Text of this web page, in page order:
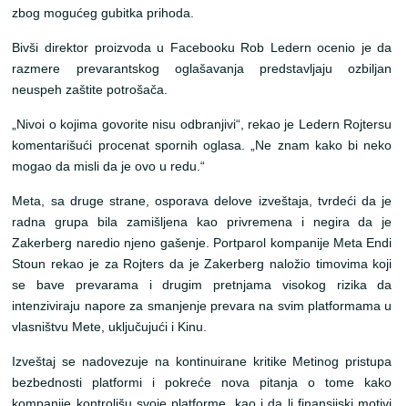
zbog mogućeg gubitka prihoda.
Bivši direktor proizvoda u Facebooku Rob Ledern ocenio je da
razmere prevarantskog oglašavanja predstavljaju ozbiljan
neuspeh zaštite potrošača.
„Nivoi o kojima govorite nisu odbranjivi“, rekao je Ledern Rojtersu
komentarišući procenat spornih oglasa. „Ne znam kako bi neko
mogao da misli da je ovo u redu.“
Meta, sa druge strane, osporava delove izveštaja, tvrdeći da je
radna grupa bila zamišljena kao privremena i negira da je
Zakerberg naredio njeno gašenje. Portparol kompanije Meta Endi
Stoun rekao je za Rojters da je Zakerberg naložio timovima koji
se bave prevarama i drugim pretnjama visokog rizika da
intenziviraju napore za smanjenje prevara na svim platformama u
vlasništvu Mete, uključujući i Kinu.
Izveštaj se nadovezuje na kontinuirane kritike Metinog pristupa
bezbednosti platformi i pokreće nova pitanja o tome kako